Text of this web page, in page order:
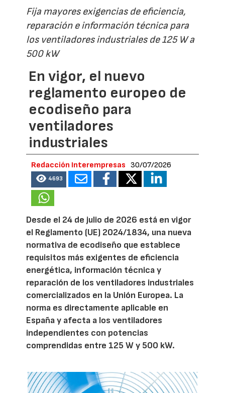
Fija mayores exigencias de eficiencia,
reparación e información técnica para
los ventiladores industriales de 125 W a
500 kW
En vigor, el nuevo
reglamento europeo de
ecodiseño para
ventiladores
industriales
Redacción Interempresas 30/07/2026
4693
Desde el 24 de julio de 2026 está en vigor
el Reglamento (UE) 2024/1834, una nueva
normativa de ecodiseño que establece
requisitos más exigentes de eficiencia
energética, información técnica y
reparación de los ventiladores industriales
comercializados en la Unión Europea. La
norma es directamente aplicable en
España y afecta a los ventiladores
independientes con potencias
comprendidas entre 125 W y 500 kW.